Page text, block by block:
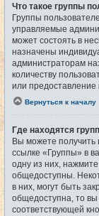
Что такое группы
Группы
управляемые
может состоять в
назначены
администраторам
количеству
или
Вернуться к началу
Где находятся
Вы можете получить
ссылке «Группы» в
одну из них,
общедоступны.
в них, могут быть
общедоступна, то вы
соответствующей